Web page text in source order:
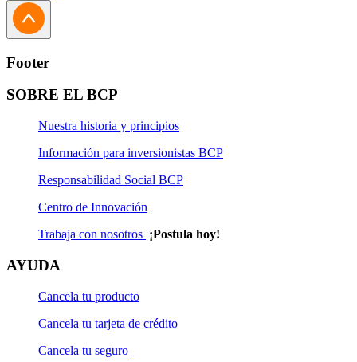
Footer
SOBRE EL BCP
Nuestra historia y principios
Información para inversionistas BCP
Responsabilidad Social BCP
Centro de Innovación
Trabaja con nosotros ¡Postula hoy!
AYUDA
Cancela tu producto
Cancela tu tarjeta de crédito
Cancela tu seguro